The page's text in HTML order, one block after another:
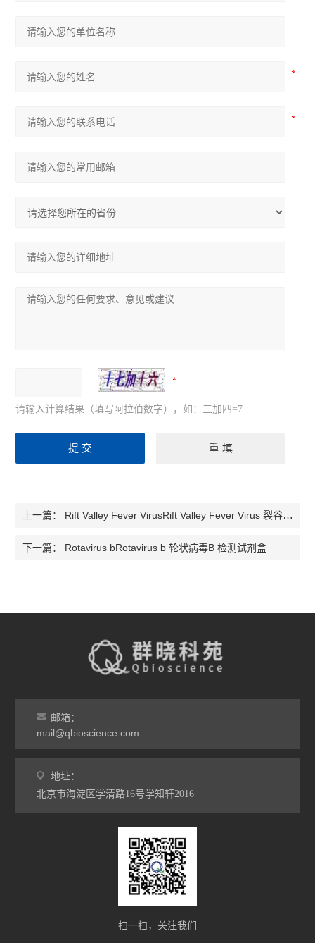
请输入计算结果（填写阿拉伯数字），如：三加四=7
上一篇： Rift Valley Fever VirusRift Valley Fever Virus 裂谷热病毒检测试剂盒
下一篇： Rotavirus bRotavirus b 轮状病毒B 检测试剂盒
邮箱：
mail@qbioscience.com
地址：
北京市海淀区学清路16号学知轩2016
扫一扫，关注我们